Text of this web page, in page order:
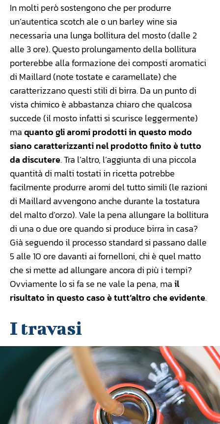
In molti però sostengono che per produrre
un’autentica scotch ale o un barley wine sia
necessaria una lunga bollitura del mosto (dalle 2
alle 3 ore). Questo prolungamento della bollitura
porterebbe alla formazione dei composti aromatici
di Maillard (note tostate e caramellate) che
caratterizzano questi stili di birra. Da un punto di
vista chimico è abbastanza chiaro che qualcosa
succede (il mosto infatti si scurisce leggermente)
maquanto gli aromi prodotti in questo modo
siano caratterizzanti nel prodotto finito è tutto
da discutere. Tra l’altro, l’aggiunta di una piccola
quantità di malti tostati in ricetta potrebbe
facilmente produrre aromi del tutto simili (le razioni
di Maillard avvengono anche durante la tostatura
del malto d’orzo). Vale la pena allungare la bollitura
di una o due ore quando si produce birra in casa?
Già seguendo il processo standard si passano dalle
5 alle 10 ore davanti ai fornelloni, chi è quel matto
che si mette ad allungare ancora di più i tempi?
Ovviamente lo si fa se ne vale la pena, mail
risultato in questo caso è tutt’altro che evidente.
I travasi